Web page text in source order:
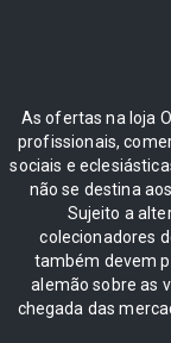
As ofertas na loja
profissionais,
sociais e
não se destina
Sujeito a
colecionadores
também devem
alemão sobre as
chegada das